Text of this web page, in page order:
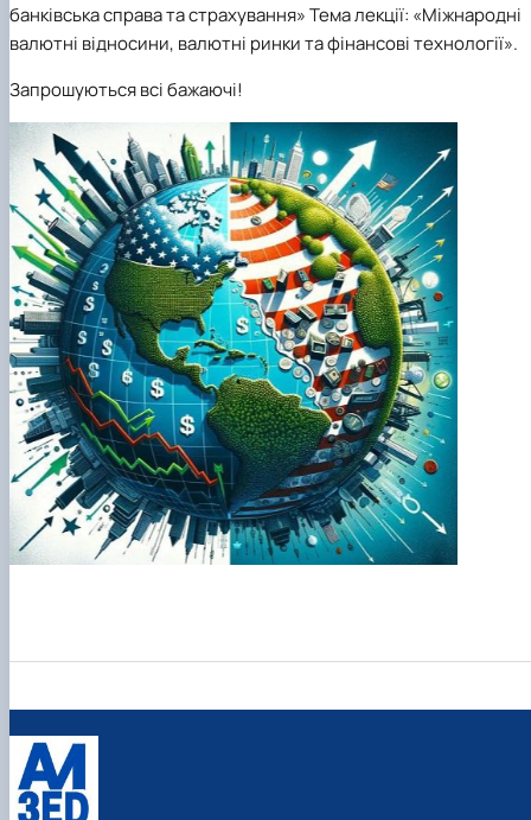
банківська справа та страхування» Тема лекції: «Міжнародні
валютні відносини, валютні ринки та фінансові технології».
Запрошуються всі бажаючі!